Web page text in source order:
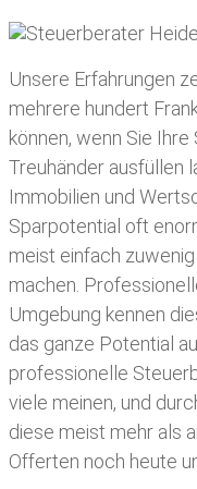
Unsere Erfahrungen
mehrere hundert
können, wenn Sie Ihre
Treuhänder ausfüllen
Immobilien und
Sparpotential oft
meist einfach
machen.
Umgebung kennen
das ganze Potential
professionelle
viele meinen, und
diese meist mehr als
Offerten noch heute